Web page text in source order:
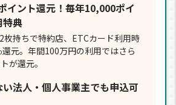
イント還元！毎年10,000ポイ
特典
枚持ちで特約店、ETCカード利用時
元。年間100万円の利用ではさら
が還元。
法人・個人事業主でも申込可